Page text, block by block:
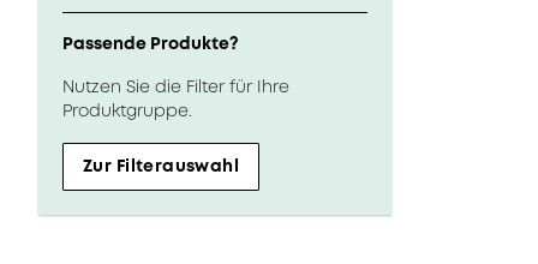
Passende Produkte?
Nutzen Sie die Filter für Ihre
Produktgruppe.
Zur Filterauswahl